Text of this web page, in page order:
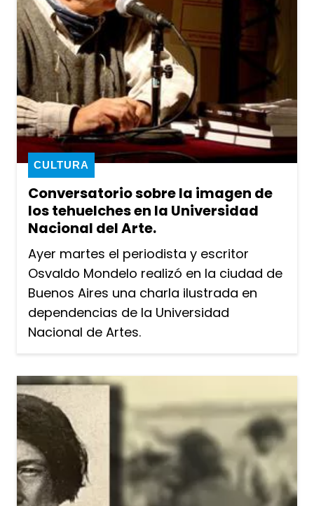
Conversatorio sobre la imagen de
los tehuelches en la Universidad
Nacional del Arte.
CULTURA
Ayer martes el periodista y escritor
Osvaldo Mondelo realizó en la ciudad de
Buenos Aires una charla ilustrada en
dependencias de la Universidad
Nacional de Artes.